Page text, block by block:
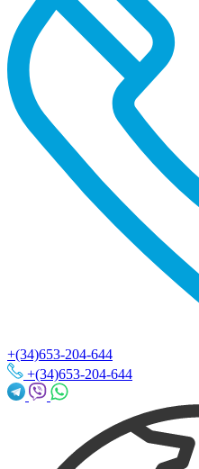
+(34)653-204-644
+(34)653-204-644